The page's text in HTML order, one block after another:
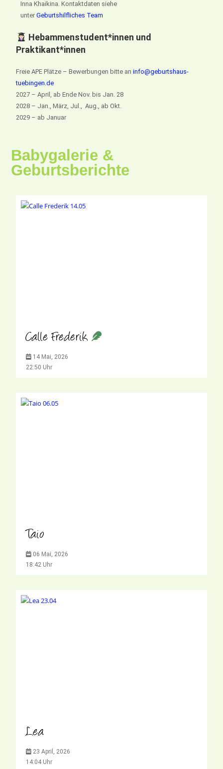
Inna Khaikina. Kontaktdaten siehe
unterGeburtshilfliches Team
Hebammenstudent*innen und
Praktikant*innen
Freie APE Plätze – Bewerbungen bitte aninfo@geburtshaus-
tuebingen.de
2027 – April, ab Ende Nov. bis Jan. 28
2028 – Jan., März, Jul., Aug., ab Okt.
2029 – ab Januar
Babygalerie &
Geburtsberichte
Calle Frederik
14 Mai, 2026
22:50 Uhr
Taio
06 Mai, 2026
18:42 Uhr
Lea
23 April, 2026
14:04 Uhr